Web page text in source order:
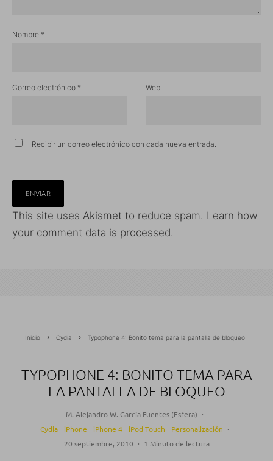
Nombre *
Correo electrónico * Web
Recibir un correo electrónico con cada nueva entrada.
This site uses Akismet to reduce spam. Learn how
your comment data is processed.
Inicio Cydia Typophone 4: Bonito tema para la pantalla de bloqueo
TYPOPHONE 4: BONITO TEMA PARA
LA PANTALLA DE BLOQUEO
M. Alejandro W. García Fuentes (Esfera) ·
Cydia
iPhone iPhone 4 iPod Touch Personalización ·
20 septiembre, 2010 · 1 Minuto de lectura